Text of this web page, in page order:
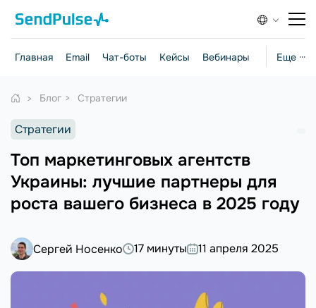
Еще ···
Главная Email Чат-боты Кейсы Вебинары Стратегии
Блог Стратегии
Стратегии
Топ маркетинговых агентств
Украины: лучшие партнеры для
роста вашего бизнеса в 2025 году
Сергей Носенко 17 минуты 11 апреля 2025